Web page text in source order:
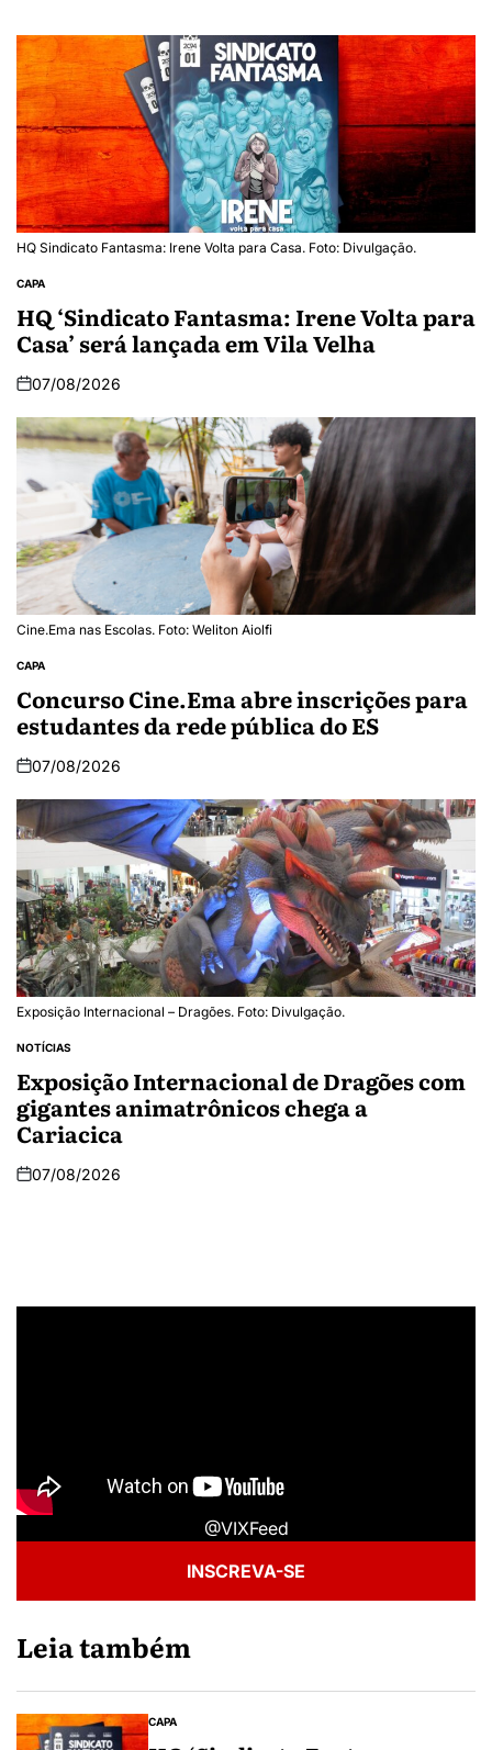
HQ Sindicato Fantasma: Irene Volta para Casa. Foto: Divulgação.
CAPA
HQ ‘Sindicato Fantasma: Irene Volta para
Casa’ será lançada em Vila Velha
07/08/2026
Cine.Ema nas Escolas. Foto: Weliton Aiolfi
CAPA
Concurso Cine.Ema abre inscrições para
estudantes da rede pública do ES
07/08/2026
Exposição Internacional – Dragões. Foto: Divulgação.
NOTÍCIAS
Exposição Internacional de Dragões com
gigantes animatrônicos chega a
Cariacica
07/08/2026
@VIXFeed
INSCREVA-SE
Leia também
CAPA